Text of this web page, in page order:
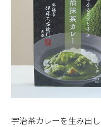
宇治茶カレーを生み出